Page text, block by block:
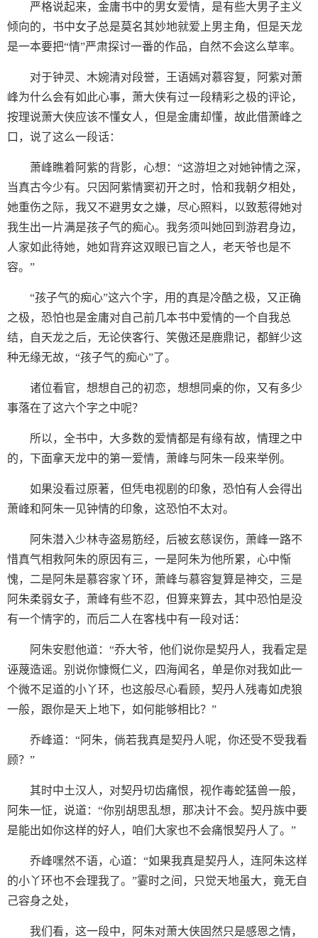
严格说起来，金庸书中的男女爱情，是有些大男子主义
倾向的，书中女子总是莫名其妙地就爱上男主角，但是天龙
是一本要把“情”严肃探讨一番的作品，自然不会这么草率。
对于钟灵、木婉清对段誉，王语嫣对慕容复，阿紫对萧
峰为什么会有如此心事，萧大侠有过一段精彩之极的评论，
按理说萧大侠应该不懂女人，但是金庸却懂，故此借萧峰之
口，说了这么一段话：
萧峰瞧着阿紫的背影，心想：“这游坦之对她钟情之深，
当真古今少有。只因阿紫情窦初开之时，恰和我朝夕相处，
她重伤之际，我又不避男女之嫌，尽心照料，以致惹得她对
我生出一片满是孩子气的痴心。我务须叫她回到游君身边，
人家如此待她，她如背弃这双眼已盲之人，老天爷也是不
容。”
“孩子气的痴心”这六个字，用的真是冷酷之极，又正确
之极，恐怕也是金庸对自己前几本书中爱情的一个自我总
结，自天龙之后，无论侠客行、笑傲还是鹿鼎记，都鲜少这
种无缘无故，“孩子气的痴心”了。
诸位看官，想想自己的初恋，想想同桌的你，又有多少
事落在了这六个字之中呢？
所以，全书中，大多数的爱情都是有缘有故，情理之中
的，下面拿天龙中的第一爱情，萧峰与阿朱一段来举例。
如果没看过原著，但凭电视剧的印象，恐怕有人会得出
萧峰和阿朱一见钟情的印象，这恐怕不太对。
阿朱潜入少林寺盗易筋经，后被玄慈误伤，萧峰一路不
惜真气相救阿朱的原因有三，一是阿朱为他所累，心中惭
愧，二是阿朱是慕容家丫环，萧峰与慕容复算是神交，三是
阿朱柔弱女子，萧峰有些不忍，但算来算去，其中恐怕是没
有一个情字的，而后二人在客栈中有一段对话：
阿朱安慰他道：“乔大爷，他们说你是契丹人，我看定是
诬蔑造谣。别说你慷慨仁义，四海闻名，单是你对我如此一
个微不足道的小丫环，也这般尽心看顾，契丹人残毒如虎狼
一般，跟你是天上地下，如何能够相比？”
乔峰道：“阿朱，倘若我真是契丹人呢，你还受不受我看
顾？”
其时中土汉人，对契丹切齿痛恨，视作毒蛇猛兽一般，
阿朱一怔，说道：“你别胡思乱想，那决计不会。契丹族中要
是能出如你这样的好人，咱们大家也不会痛恨契丹人了。”
乔峰嘿然不语，心道：“如果我真是契丹人，连阿朱这样
的小丫环也不会理我了。”霎时之间，只觉天地虽大，竟无自
己容身之处，
我们看，这一段中，阿朱对萧大侠固然只是感恩之情，